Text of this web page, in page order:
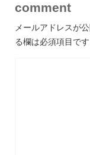
comment
メールアドレスが
る欄は必須項目です